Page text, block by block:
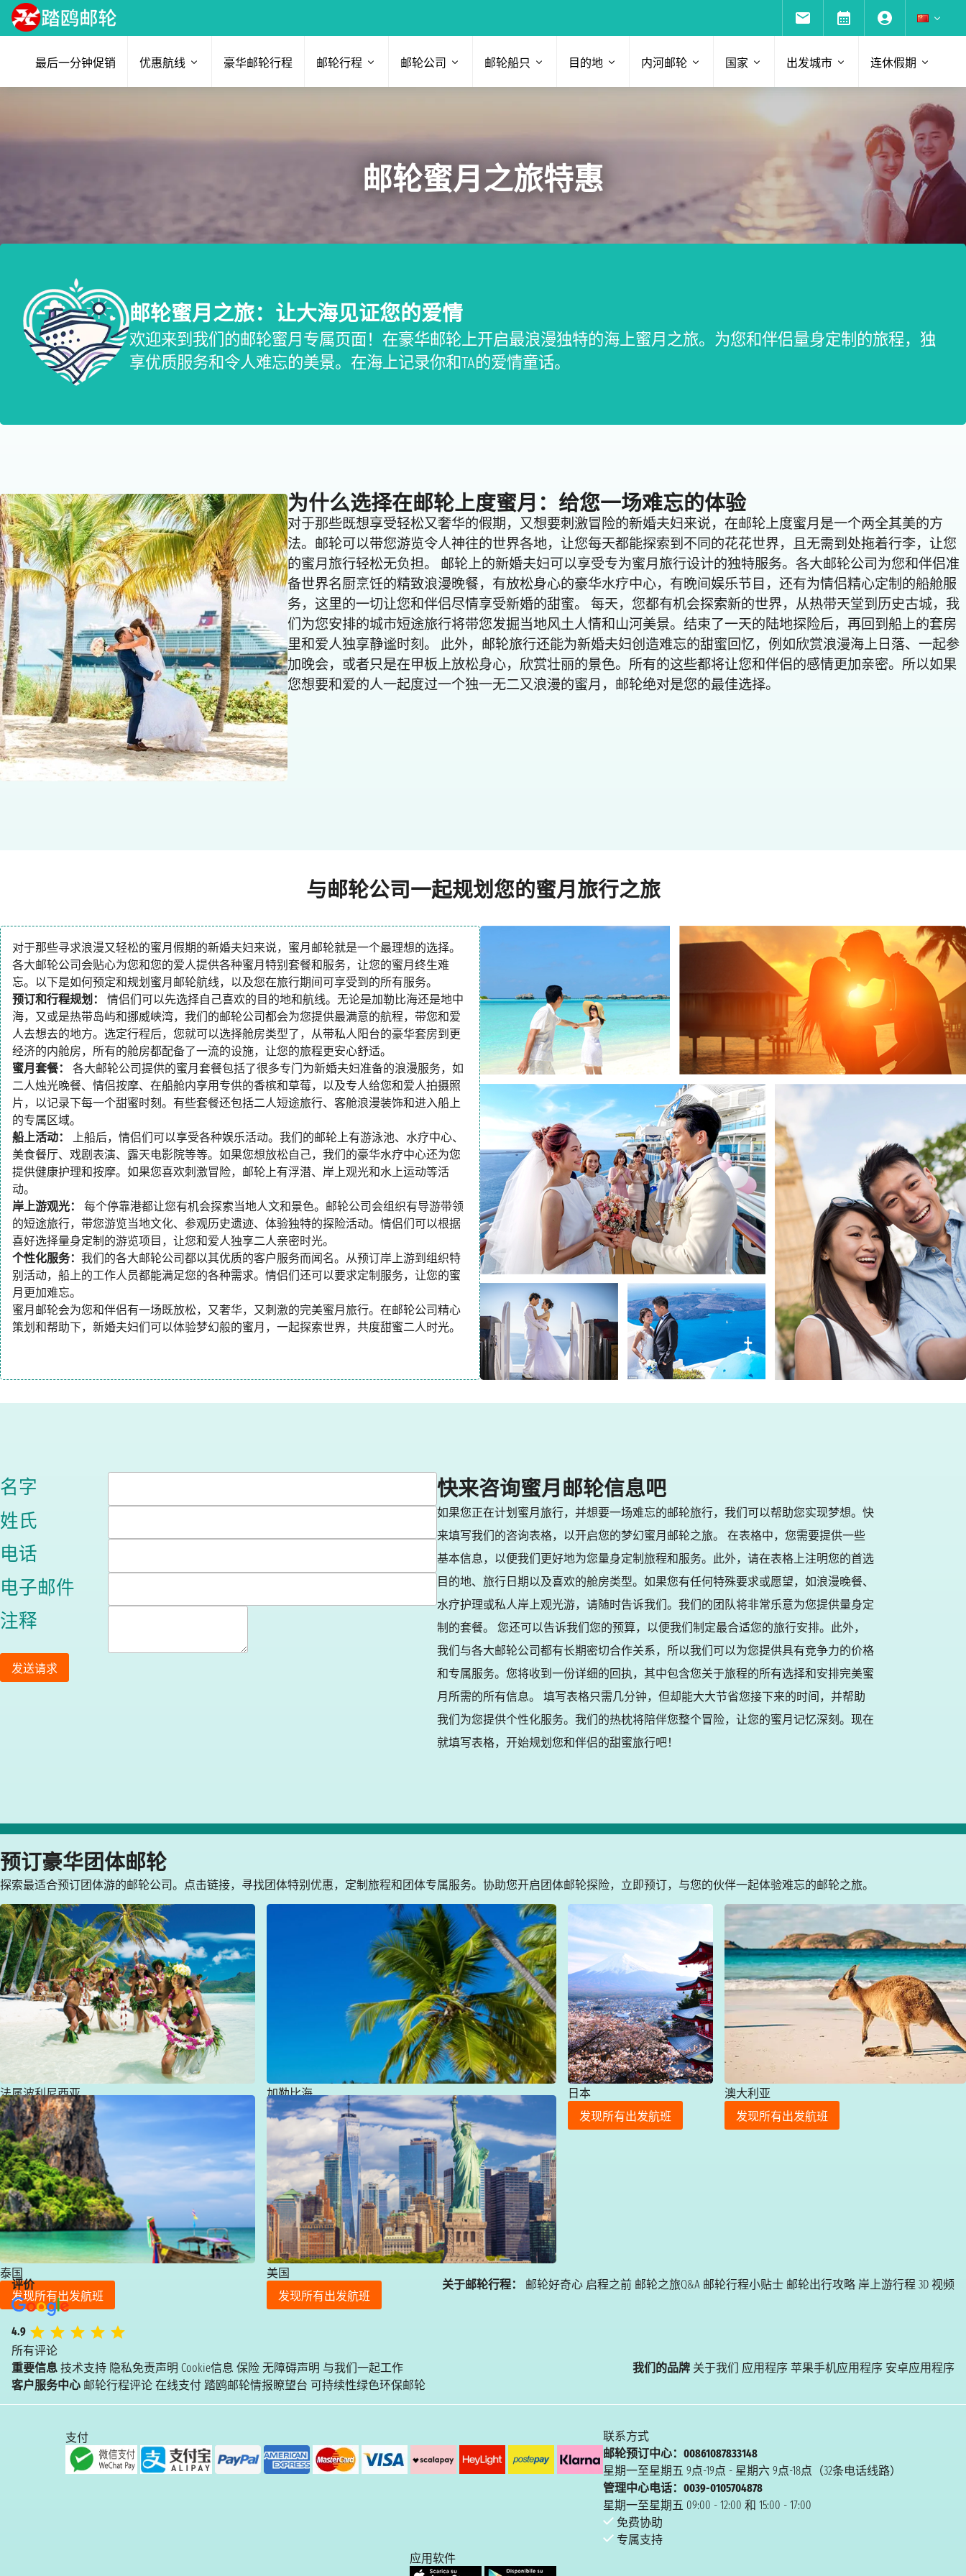
最后一分钟促销 优惠航线 豪华邮轮行程 邮轮行程 邮轮公司 邮轮船只 目的地 内河邮轮 国家 出发城市 连休假期
邮轮蜜月之旅特惠
邮轮蜜月之旅：让大海见证您的爱情
欢迎来到我们的邮轮蜜月专属页面！在豪华邮轮上开启最浪漫独特的海上蜜月之旅。为您和伴侣量身定制的旅程，独
享优质服务和令人难忘的美景。在海上记录你和TA的爱情童话。
为什么选择在邮轮上度蜜月：给您一场难忘的体验
对于那些既想享受轻松又奢华的假期，又想要刺激冒险的新婚夫妇来说，在邮轮上度蜜月是一个两全其美的方
法。邮轮可以带您游览令人神往的世界各地，让您每天都能探索到不同的花花世界，且无需到处拖着行李，让您
的蜜月旅行轻松无负担。 邮轮上的新婚夫妇可以享受专为蜜月旅行设计的独特服务。各大邮轮公司为您和伴侣准
备世界名厨烹饪的精致浪漫晚餐，有放松身心的豪华水疗中心，有晚间娱乐节目，还有为情侣精心定制的船舱服
务，这里的一切让您和伴侣尽情享受新婚的甜蜜。 每天，您都有机会探索新的世界，从热带天堂到历史古城，我
们为您安排的城市短途旅行将带您发掘当地风土人情和山河美景。结束了一天的陆地探险后，再回到船上的套房
里和爱人独享静谧时刻。 此外，邮轮旅行还能为新婚夫妇创造难忘的甜蜜回忆，例如欣赏浪漫海上日落、一起参
加晚会，或者只是在甲板上放松身心，欣赏壮丽的景色。所有的这些都将让您和伴侣的感情更加亲密。所以如果
您想要和爱的人一起度过一个独一无二又浪漫的蜜月，邮轮绝对是您的最佳选择。
与邮轮公司一起规划您的蜜月旅行之旅
对于那些寻求浪漫又轻松的蜜月假期的新婚夫妇来说，蜜月邮轮就是一个最理想的选择。
各大邮轮公司会贴心为您和您的爱人提供各种蜜月特别套餐和服务，让您的蜜月终生难
忘。以下是如何预定和规划蜜月邮轮航线，以及您在旅行期间可享受到的所有服务。
预订和行程规划：
情侣们可以先选择自己喜欢的目的地和航线。无论是加勒比海还是地中
海，又或是热带岛屿和挪威峡湾，我们的邮轮公司都会为您提供最满意的航程，带您和爱
人去想去的地方。选定行程后，您就可以选择舱房类型了，从带私人阳台的豪华套房到更
经济的内舱房，所有的舱房都配备了一流的设施，让您的旅程更安心舒适。
蜜月套餐：
各大邮轮公司提供的蜜月套餐包括了很多专门为新婚夫妇准备的浪漫服务，如
二人烛光晚餐、情侣按摩、在船舱内享用专供的香槟和草莓，以及专人给您和爱人拍摄照
片，以记录下每一个甜蜜时刻。有些套餐还包括二人短途旅行、客舱浪漫装饰和进入船上
的专属区域。
船上活动：
上船后，情侣们可以享受各种娱乐活动。我们的邮轮上有游泳池、水疗中心、
美食餐厅、戏剧表演、露天电影院等等。如果您想放松自己，我们的豪华水疗中心还为您
提供健康护理和按摩。如果您喜欢刺激冒险，邮轮上有浮潜、岸上观光和水上运动等活
动。
岸上游观光：
每个停靠港都让您有机会探索当地人文和景色。邮轮公司会组织有导游带领
的短途旅行，带您游览当地文化、参观历史遗迹、体验独特的探险活动。情侣们可以根据
喜好选择量身定制的游览项目，让您和爱人独享二人亲密时光。
个性化服务： 我们的各大邮轮公司都以其优质的客户服务而闻名。从预订岸上游到组织特
别活动，船上的工作人员都能满足您的各种需求。情侣们还可以要求定制服务，让您的蜜
月更加难忘。
蜜月邮轮会为您和伴侣有一场既放松，又奢华，又刺激的完美蜜月旅行。在邮轮公司精心
策划和帮助下，新婚夫妇们可以体验梦幻般的蜜月，一起探索世界，共度甜蜜二人时光。
名字
姓氏
电话
电子邮件
注释
发送请求
快来咨询蜜月邮轮信息吧
如果您正在计划蜜月旅行，并想要一场难忘的邮轮旅行，我们可以帮助您实现梦想。快
来填写我们的咨询表格，以开启您的梦幻蜜月邮轮之旅。 在表格中，您需要提供一些
基本信息，以便我们更好地为您量身定制旅程和服务。此外，请在表格上注明您的首选
目的地、旅行日期以及喜欢的舱房类型。如果您有任何特殊要求或愿望，如浪漫晚餐、
水疗护理或私人岸上观光游，请随时告诉我们。我们的团队将非常乐意为您提供量身定
制的套餐。 您还可以告诉我们您的预算，以便我们制定最合适您的旅行安排。此外，
我们与各大邮轮公司都有长期密切合作关系，所以我们可以为您提供具有竞争力的价格
和专属服务。您将收到一份详细的回执，其中包含您关于旅程的所有选择和安排完美蜜
月所需的所有信息。 填写表格只需几分钟，但却能大大节省您接下来的时间，并帮助
我们为您提供个性化服务。我们的热枕将陪伴您整个冒险，让您的蜜月记忆深刻。现在
就填写表格，开始规划您和伴侣的甜蜜旅行吧！
预订豪华团体邮轮
探索最适合预订团体游的邮轮公司。点击链接，寻找团体特别优惠，定制旅程和团体专属服务。协助您开启团体邮轮探险，立即预订，与您的伙伴一起体验难忘的邮轮之旅。
法属波利尼西亚
发现所有出发航班
加勒比海
发现所有出发航班
日本
发现所有出发航班
澳大利亚
发现所有出发航班
泰国
发现所有出发航班
美国
发现所有出发航班
评价
4.9
所有评论
关于邮轮行程： 邮轮好奇心 启程之前 邮轮之旅Q&A 邮轮行程小贴士 邮轮出行攻略 岸上游行程 3D 视频
重要信息 技术支持 隐私免责声明 Cookie信息 保险 无障碍声明 与我们一起工作 我们的品牌 关于我们 应用程序 苹果手机应用程序 安卓应用程序
客户服务中心 邮轮行程评论 在线支付 踏鸥邮轮情报瞭望台 可持续性绿色环保邮轮
支付
联系方式
邮轮预订中心：00861087833148
星期一至星期五 9点-19点 - 星期六 9点-18点（32条电话线路）
管理中心电话：0039-0105704878
星期一至星期五 09:00 - 12:00 和 15:00 - 17:00
免费协助
专属支持
应用软件